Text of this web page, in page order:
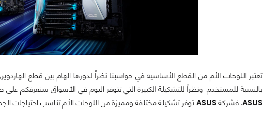
تعتبر اللوحات الأم من القطع الأساسية في حواسبنا نظراً لدورها الهام بين قطع
بالنسبة للمستخدم. ونظراً للتشكيلة الكبيرة التي تتوفر اليوم في الأسواق سنعرفكم
ASUS. فشركة ASUSتوفر تشكيلة مختلفة ومميزة من اللوحات الأم تناسب احتياجات